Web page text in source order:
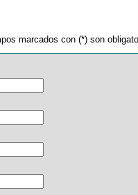
marcados con (*) son